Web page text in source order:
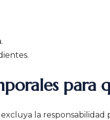
para
la